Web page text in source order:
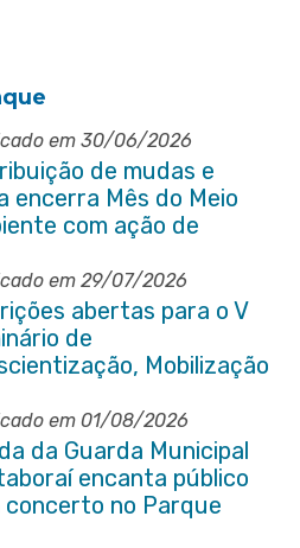
em 30/06/2026
de mudas e
encerra Mês do Meio
com ação de
em Manilha
em 29/07/2026
abertas para o V
de
Mobilização
à Tuberculose em
em 01/08/2026
da Guarda Municipal
encanta público
concerto no Parque